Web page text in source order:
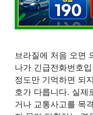
브라질에 처음 오면
나가 긴급전화번호
정도만 기억하면 되
호가 다릅니다. 실제
거나 교통사고를 목